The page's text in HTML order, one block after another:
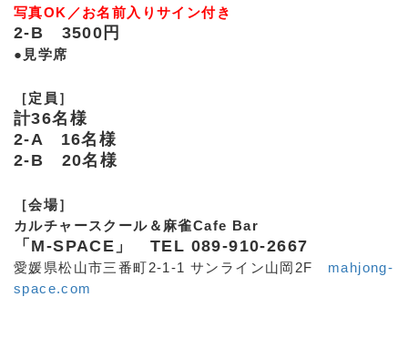
写真OK／お名前入りサイン付き
2-B 3500円
●見学席
［定員］
計36名様
2-A 16名様
2-B 20名様
［会場］
カルチャースクール＆麻雀Cafe Bar
「M-SPACE」 TEL 089-910-2667
愛媛県松山市三番町2-1-1 サンライン山岡2F mahjong-
space.com